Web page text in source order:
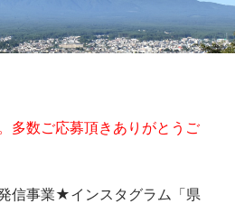
多数ご応募頂きありがとうご
信事業★インスタグラム「県